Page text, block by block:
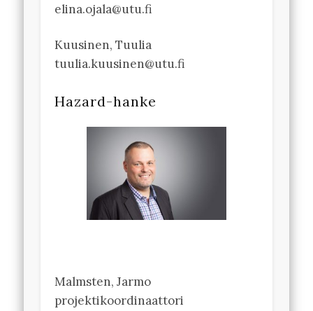
elina.ojala@utu.fi
Kuusinen, Tuulia
tuulia.kuusinen@utu.fi
Hazard-hanke
Malmsten, Jarmo
projektikoordinaattori